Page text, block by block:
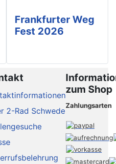
Frankfurter Weg
Fest 2026
2-Rad Schwede
zum Shop
Zahlungsarten